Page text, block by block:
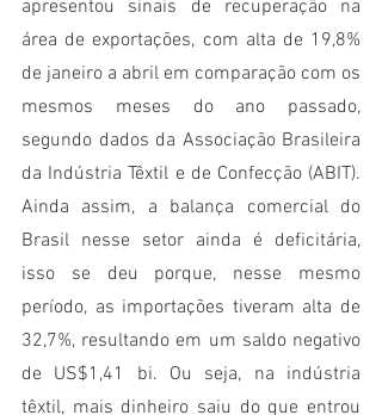
apresentou sinais de recuperação na
área de exportações, com alta de 19,8%
de janeiro a abril em comparação com os
mesmos meses do ano passado,
segundo dados da Associação Brasileira
da Indústria Têxtil e de Confecção (ABIT).
Ainda assim, a balança comercial do
Brasil nesse setor ainda é deficitária,
isso se deu porque, nesse mesmo
período, as importações tiveram alta de
32,7%, resultando em um saldo negativo
de US$1,41 bi. Ou seja, na indústria
têxtil, mais dinheiro saiu do que entrou